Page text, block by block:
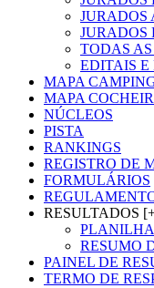
JURADOS
JURADOS
TODAS
EDITAIS E
MAPA
MAPA
NÚCLEOS
PISTA
RANKINGS
REGISTRO DE
FORMULÁRIOS
RESULTADOS
RESUMO
PAINEL DE
TERMO DE